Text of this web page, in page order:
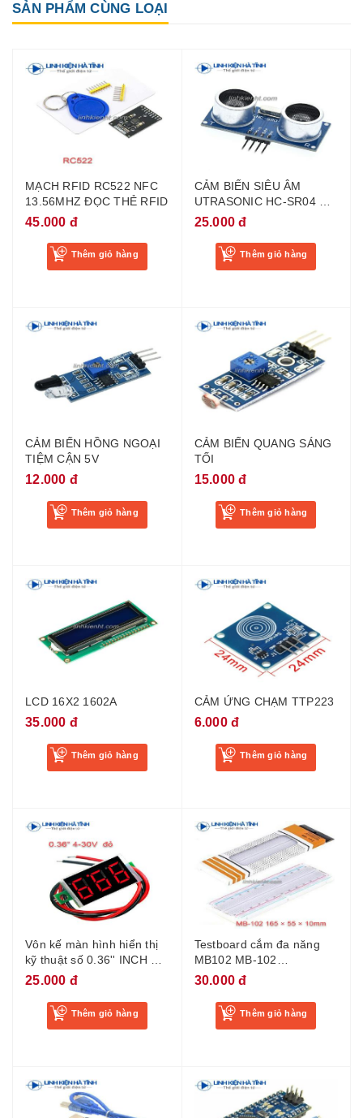
SẢN PHẨM CÙNG LOẠI
MẠCH RFID RC522 NFC
13.56MHZ ĐỌC THẺ RFID
45.000 đ
Thêm giỏ hàng
CẢM BIẾN SIÊU ÂM
UTRASONIC HC-SR04 ĐO
KHOẢNG CÁCH BẰNG
25.000 đ
Thêm giỏ hàng
CẢM BIẾN HỒNG NGOẠI
TIỆM CẬN 5V
12.000 đ
Thêm giỏ hàng
CẢM BIẾN QUANG SÁNG
TỐI
15.000 đ
Thêm giỏ hàng
LCD 16X2 1602A
35.000 đ
Thêm giỏ hàng
CẢM ỨNG CHẠM TTP223
6.000 đ
Thêm giỏ hàng
Vôn kế màn hình hiển thị
kỹ thuật số 0.36'' INCH DC
4-30V
25.000 đ
Thêm giỏ hàng
Testboard cắm đa năng
MB102 MB-102
(165x55mm)
30.000 đ
Thêm giỏ hàng